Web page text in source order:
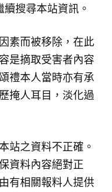
搜尋本站資訊。
素而被移除，在此
是摘取受害者內容
禮本人當時亦有承
掩人耳目，淡化過
站之資料不正確。
資料內容絕對正
有相關報料人提供